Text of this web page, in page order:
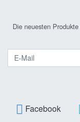
Die neuesten
Facebook